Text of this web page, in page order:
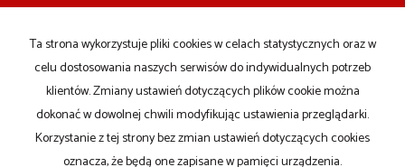
Domy
na sprzedaż
Działkina sprzedaż
Lokalena sprzedaż
Halena sprzedaż
Obiekty
na sprzedaż
Strona główna Kup Sprzedaj notatnik Kontakt
Ta strona wykorzystuje pliki cookies w celach statystycznych oraz w
celu dostosowania naszych serwisów do indywidualnych potrzeb
klientów. Zmiany ustawień dotyczących plików cookie można
dokonać w dowolnej chwili modyfikując ustawienia przeglądarki.
Korzystanie z tej strony bez zmian ustawień dotyczących cookies
oznacza, że będą one zapisane w pamięci urządzenia.